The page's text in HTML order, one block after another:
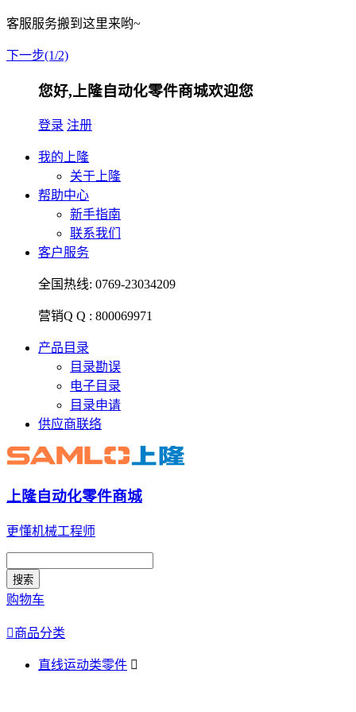
客服服务搬到这里来哟~
下一步(1/2)
您好,上隆自动化零件商城欢迎您
登录 注册
我的上隆
关于上隆
帮助中心
新手指南
联系我们
客户服务
全国热线: 0769-23034209
营销Q Q : 800069971
产品目录
目录勘误
电子目录
目录申请
供应商联络
上隆自动化零件商城
更懂机械工程师
搜索
购物车
商品分类
直线运动类零件 